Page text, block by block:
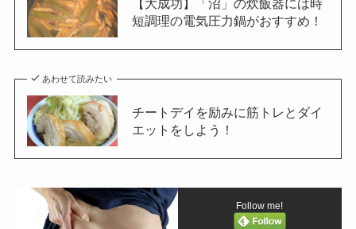
【大成功】「沼」の炊飯器には時
短調理の電気圧力鍋がおすすめ！
あわせて読みたい
チートデイを励みに筋トレとダイ
エットをしよう！
Follow me!